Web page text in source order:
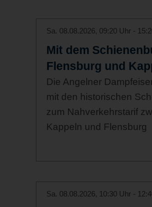
Sa. 08.08.2026, 09:20 Uhr -
Mit dem
Flensburg und
Die Angelner
mit den historischen
zum Nahverkehrstarif
Kappeln und Flensburg
Sa. 08.08.2026, 10:30 Uhr -